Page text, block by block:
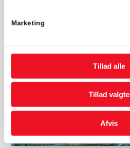
Marketing
Tillad alle
Tillad valgte
Afvis
Kontakt os